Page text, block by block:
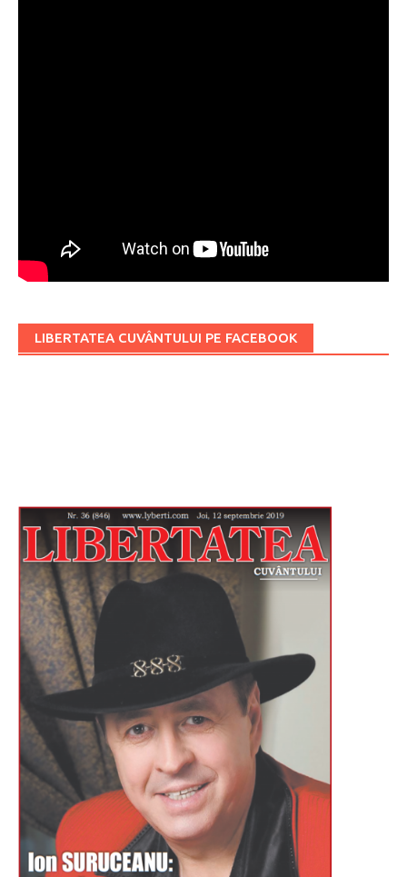
LIBERTATEA CUVÂNTULUI PE FACEBOOK